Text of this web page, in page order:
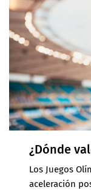
¿Dónde
Los Juegos
aceleración